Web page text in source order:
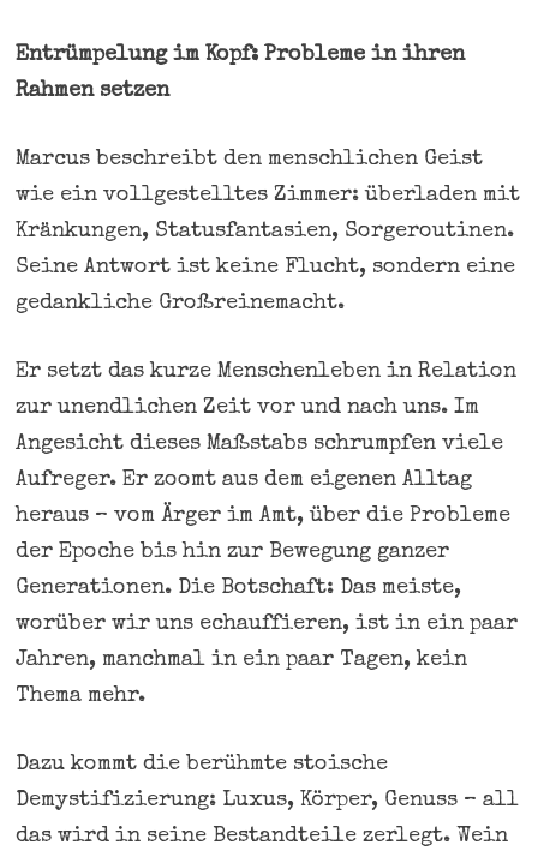
Entrümpelung im Kopf: Probleme in ihren
Rahmen setzen
Marcus beschreibt den menschlichen Geist
wie ein vollgestelltes Zimmer: überladen mit
Kränkungen, Statusfantasien, Sorgeroutinen.
Seine Antwort ist keine Flucht, sondern eine
gedankliche Großreinemacht.
Er setzt das kurze Menschenleben in Relation
zur unendlichen Zeit vor und nach uns. Im
Angesicht dieses Maßstabs schrumpfen viele
Aufreger. Er zoomt aus dem eigenen Alltag
heraus – vom Ärger im Amt, über die Probleme
der Epoche bis hin zur Bewegung ganzer
Generationen. Die Botschaft: Das meiste,
worüber wir uns echauffieren, ist in ein paar
Jahren, manchmal in ein paar Tagen, kein
Thema mehr.
Dazu kommt die berühmte stoische
Demystifizierung: Luxus, Körper, Genuss – all
das wird in seine Bestandteile zerlegt. Wein